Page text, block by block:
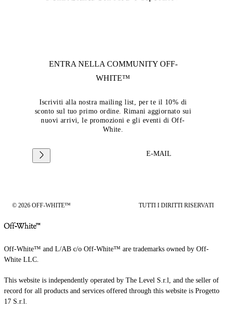
ENTRA NELLA COMMUNITY OFF-
WHITE™
Iscriviti alla nostra mailing list, per te il 10% di
sconto sul tuo primo ordine. Rimani aggiornato sui
nuovi arrivi, le promozioni e gli eventi di Off-
White.
E-MAIL
© 2026 OFF-WHITE™ TUTTI I DIRITTI RISERVATI
Off-White™ and L/AB c/o Off-White™ are trademarks owned by Off-
White LLC.
This website is independently operated by The Level S.r.l, and the seller of
record for all products and services offered through this website is Progetto
17 S.r.l.